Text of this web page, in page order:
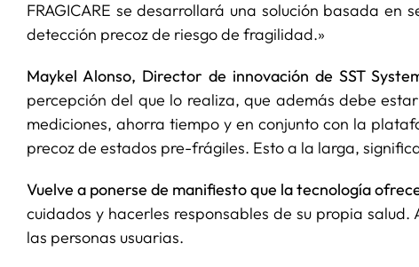
FRAGICARE se desarrollará una solución basada
detección precoz de riesgo de fragilidad.»
Maykel Alonso, Director de innovación de SST
percepción del que lo realiza, que además debe
mediciones, ahorra tiempo y en conjunto con la
precoz de estados pre-frágiles. Esto a la larga,
Vuelve a ponerse de manifiesto que la tecnología
cuidados y hacerles responsables de su propia
las personas usuarias.